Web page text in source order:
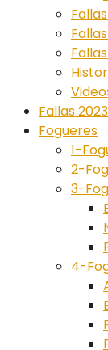
Fallas 2023
Fogueres
1-
2-
3-
4-